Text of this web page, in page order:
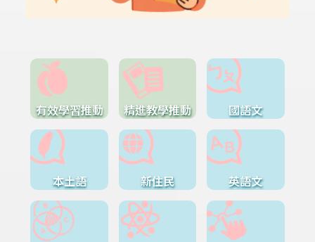
有效學習推動 精進教學推動 國語文
本土語 新住民 英語文